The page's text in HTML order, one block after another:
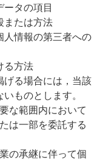
ータの項目
または方法
人情報の第三者への
る方法
げる場合には，当該
ものとします。
な範囲内において
は一部を委託する
の承継に伴って個